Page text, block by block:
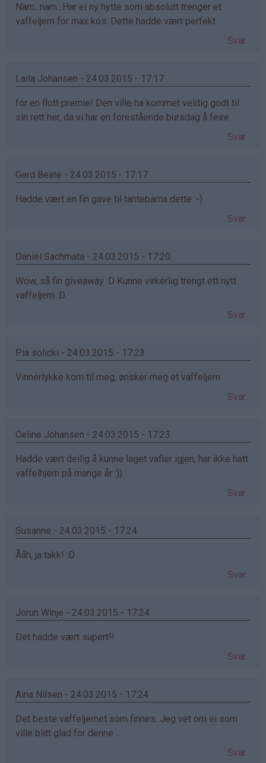
Nam...nam...Har ei ny hytte som absolutt trenger et
vaffeljern for max kos. Dette hadde vært perfekt
Svar
Laila Johansen - 24.03.2015 - 17:17
for en flott premie! Den ville ha kommet veldig godt til
sin rett her, da vi har en forestående bursdag å feire
Svar
Gerd Beate - 24.03.2015 - 17:17
Hadde vært en fin gave til tantebarna dette :-)
Svar
Daniel Sachmata - 24.03.2015 - 17:20
Wow, så fin giveaway :D Kunne virkerlig trengt ett nytt
vaffeljern :D
Svar
Pia solicki - 24.03.2015 - 17:23
Vinnerlykke kom til meg, ønsker meg et vaffeljern
Svar
Celine Johansen - 24.03.2015 - 17:23
Hadde vært deilig å kunne laget vafler igjen, har ikke hatt
vaffelhjern på mange år :))
Svar
Susanne - 24.03.2015 - 17:24
Ååh, ja takk! :D
Svar
Jorun Winje - 24.03.2015 - 17:24
Det hadde vært supert!!
Svar
Aina Nilsen - 24.03.2015 - 17:24
Det beste vaffeljernet som finnes. Jeg vet om ei som
ville blitt glad for denne
Svar